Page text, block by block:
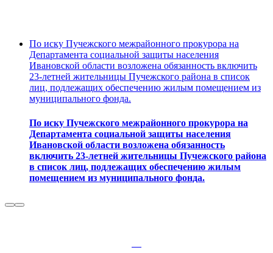
По иску Пучежского межрайонного прокурора на
Департамента социальной защиты населения
Ивановской области возложена обязанность включить
23-летней жительницы Пучежского района в список
лиц, подлежащих обеспечению жилым помещением из
муниципального фонда.
По иску Пучежского межрайонного прокурора на
Департамента социальной защиты населения
Ивановской области возложена обязанность
включить 23-летней жительницы Пучежского района
в список лиц, подлежащих обеспечению жилым
помещением из муниципального фонда.